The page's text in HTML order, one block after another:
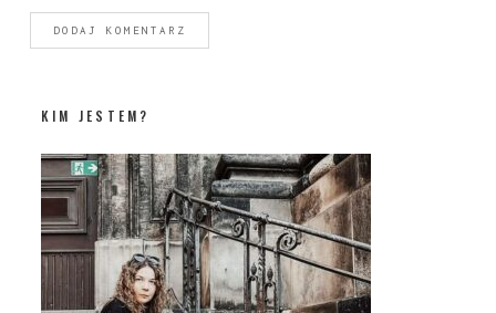
KIM JESTEM?